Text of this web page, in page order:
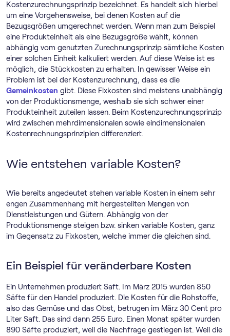
Kostenzurechnungsprinzip bezeichnet. Es handelt sich hierbei
um eine Vorgehensweise, bei denen Kosten auf die
Bezugsgrößen umgerechnet werden. Wenn man zum Beispiel
eine Produkteinheit als eine Bezugsgröße wählt, können
abhängig vom genutzten Zurechnungsprinzip sämtliche Kosten
einer solchen Einheit kalkuliert werden. Auf diese Weise ist es
möglich, die Stückkosten zu erhalten. In gewisser Weise ein
Problem ist bei der Kostenzurechnung, dass es die
Gemeinkosten gibt. Diese Fixkosten sind meistens unabhängig
von der Produktionsmenge, weshalb sie sich schwer einer
Produkteinheit zuteilen lassen. Beim Kostenzurechnungsprinzip
wird zwischen mehrdimensionalen sowie eindimensionalen
Kostenrechnungsprinzipien differenziert.
Wie entstehen variable Kosten?
Wie bereits angedeutet stehen variable Kosten in einem sehr
engen Zusammenhang mit hergestellten Mengen von
Dienstleistungen und Gütern. Abhängig von der
Produktionsmenge steigen bzw. sinken variable Kosten, ganz
im Gegensatz zu Fixkosten, welche immer die gleichen sind.
Ein Beispiel für veränderbare Kosten
Ein Unternehmen produziert Saft. Im März 2015 wurden 850
Säfte für den Handel produziert. Die Kosten für die Rohstoffe,
also das Gemüse und das Obst, betrugen im März 30 Cent pro
Liter Saft. Das sind dann 255 Euro. Einen Monat später wurden
890 Säfte produziert, weil die Nachfrage gestiegen ist. Weil die